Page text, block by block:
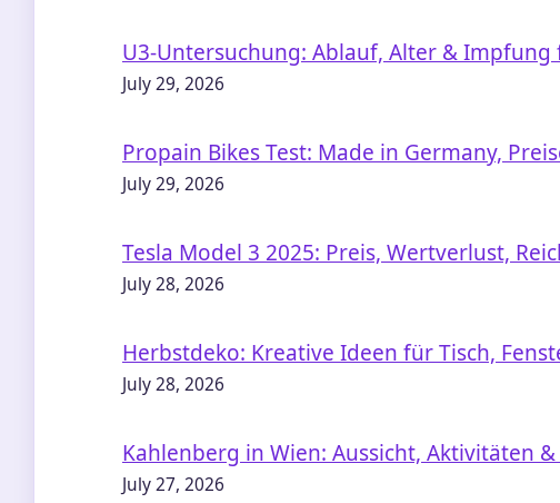
U3-Untersuchung: Ablauf, Alter & Impfung
July 29, 2026
Propain Bikes Test: Made in Germany,
July 29, 2026
Tesla Model 3 2025: Preis, Wertverlust,
July 28, 2026
Herbstdeko: Kreative Ideen für Tisch,
July 28, 2026
Kahlenberg in Wien: Aussicht, Aktivitäten
July 27, 2026